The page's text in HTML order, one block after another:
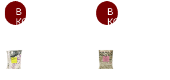
В
КОРЗИНУ
В
КОРЗИНУ